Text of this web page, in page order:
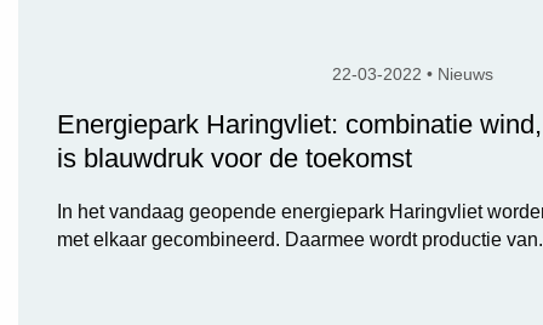
22-03-2022 • Nieuws
Energiepark Haringvliet: combinatie
is blauwdruk voor de toekomst
In het vandaag geopende energiepark Haringvliet
met elkaar gecombineerd. Daarmee wordt productie